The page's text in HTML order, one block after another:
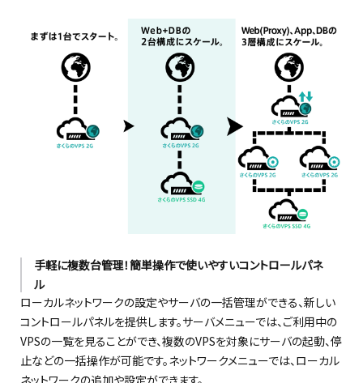
手軽に複数台管理！簡単操作で使いやすいコントロールパネ
ル
ローカルネットワークの設定やサーバの一括管理ができる、新しい
コントロールパネルを提供します。サーバメニューでは、ご利用中の
VPSの一覧を見ることができ、複数のVPSを対象にサーバの起動、停
止などの一括操作が可能です。ネットワークメニューでは、ローカル
ネットワークの追加や設定ができます。